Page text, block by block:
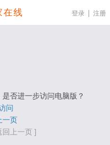
在线 登录 注册
否进一步访问电脑版？
问
一页
回上一页 ]